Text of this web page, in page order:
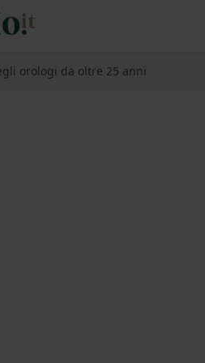
orologi da oltre 25 anni